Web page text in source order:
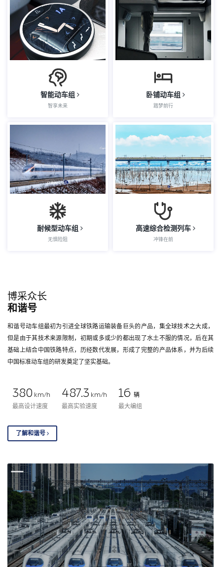
智能动车组
智享未来
卧铺动车组
踏梦前行
耐候型动车组
无惧险阻
高速综合检测列车
冲锋在前
博采众长
和谐号
和谐号动车组最初为引进全球铁路运输装备巨头的产品，集全球技术之大成，
但是由于其技术来源限制，初期或多或少的都出现了水土不服的情况，后在其
基础上结合中国铁路特点，历经数代发展，形成了完整的产品体系，并为后续
中国标准动车组的研发奠定了坚实基础。
380 km/h
最高设计速度
487.3 km/h
最高实验速度
16 辆
最大编组
了解和谐号